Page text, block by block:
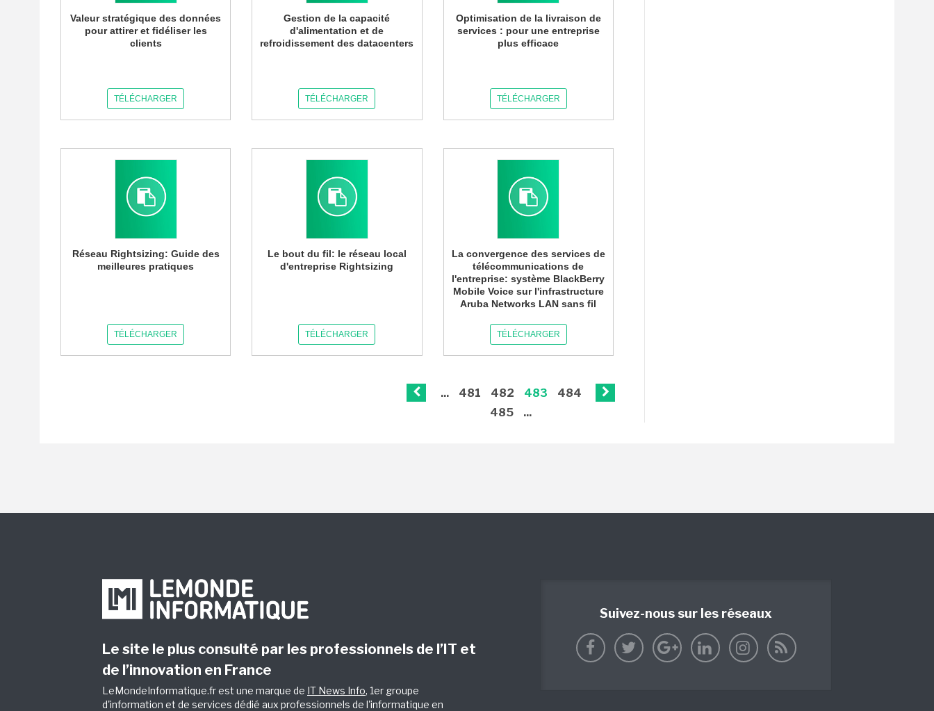
Valeur stratégique des données
pour attirer et fidéliser les
clients
TÉLÉCHARGER
Gestion de la capacité
d'alimentation et de
refroidissement des datacenters
TÉLÉCHARGER
Optimisation de la livraison de
services : pour une entreprise
plus efficace
TÉLÉCHARGER
Réseau Rightsizing: Guide des
meilleures pratiques
TÉLÉCHARGER
Le bout du fil: le réseau local
d'entreprise Rightsizing
TÉLÉCHARGER
La convergence des services de
télécommunications de
l'entreprise: système BlackBerry
Mobile Voice sur l'infrastructure
Aruba Networks LAN sans fil
TÉLÉCHARGER
... 481 482 483
484
485
...
Le site le plus consulté par les professionnels de l’IT et
de l’innovation en France
LeMondeInformatique.fr est une marque de IT News Info, 1er groupe
d'information et de services dédié aux professionnels de l'informatique en
Suivez-nous sur les réseaux